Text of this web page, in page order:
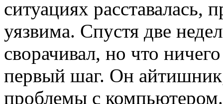
ситуациях расставалась,
уязвима. Спустя две
сворачивал, но что
первый шаг. Он
проблемы с